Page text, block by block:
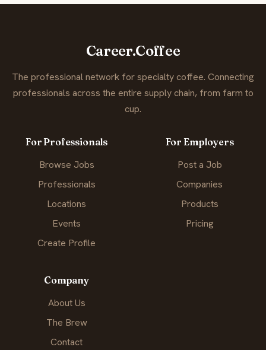
Career.Coffee
The professional network for specialty coffee. Connecting
professionals across the entire supply chain, from farm to
cup.
For Professionals
Browse Jobs
Professionals
Locations
Events
Create Profile
For Employers
Post a Job
Companies
Products
Pricing
Company
About Us
The Brew
Contact